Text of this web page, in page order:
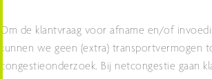
Om de klantvraag voor afname en/of
kunnen we geen (extra) transportvermogen
congestieonderzoek. Bij netcongestie gaan